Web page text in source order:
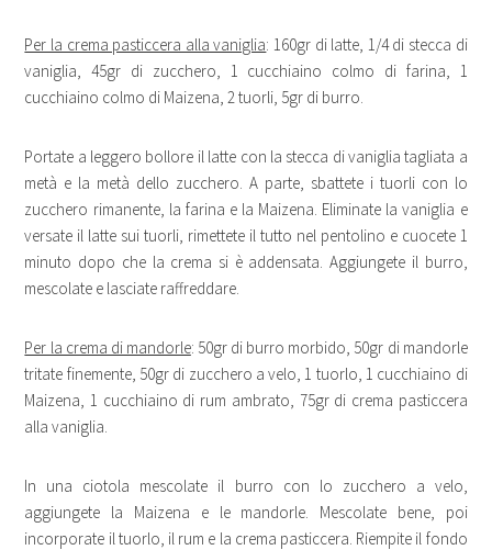
Per la crema pasticcera alla vaniglia: 160gr di latte, 1/4 di stecca di
vaniglia, 45gr di zucchero, 1 cucchiaino colmo di farina, 1
cucchiaino colmo di Maizena, 2 tuorli, 5gr di burro.
Portate a leggero bollore il latte con la stecca di vaniglia tagliata a
metà e la metà dello zucchero. A parte, sbattete i tuorli con lo
zucchero rimanente, la farina e la Maizena. Eliminate la vaniglia e
versate il latte sui tuorli, rimettete il tutto nel pentolino e cuocete 1
minuto dopo che la crema si è addensata. Aggiungete il burro,
mescolate e lasciate raffreddare.
Per la crema di mandorle: 50gr di burro morbido, 50gr di mandorle
tritate finemente, 50gr di zucchero a velo, 1 tuorlo, 1 cucchiaino di
Maizena, 1 cucchiaino di rum ambrato, 75gr di crema pasticcera
alla vaniglia.
In una ciotola mescolate il burro con lo zucchero a velo,
aggiungete la Maizena e le mandorle. Mescolate bene, poi
incorporate il tuorlo, il rum e la crema pasticcera. Riempite il fondo